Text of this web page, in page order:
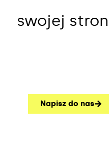
swojej
Napisz do nas